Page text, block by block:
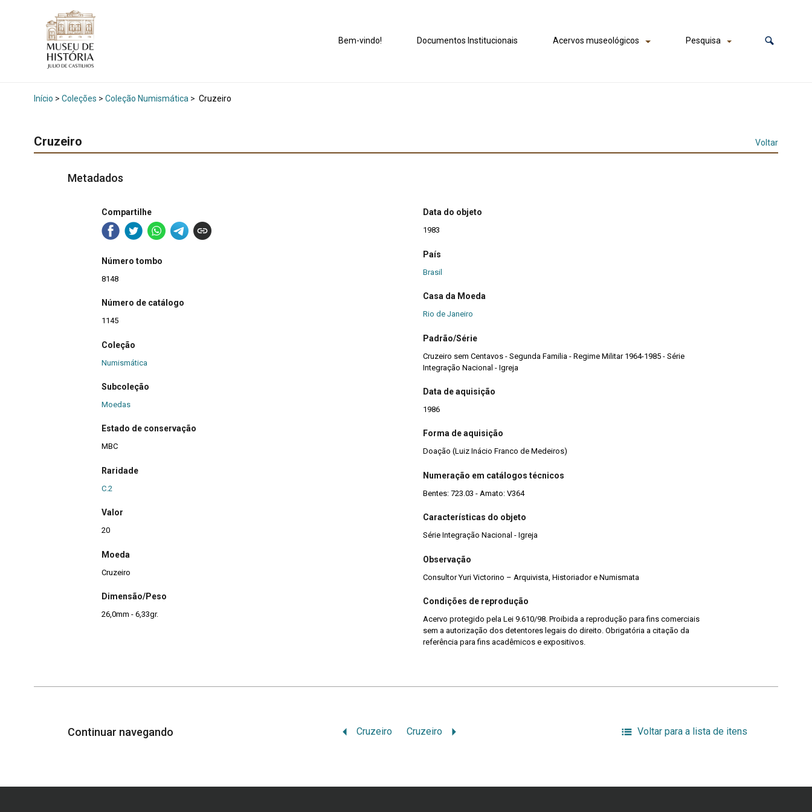
Bem-vindo! Documentos Institucionais Acervos museológicos Pesquisa
Início > Coleções > Coleção Numismática > Cruzeiro
Cruzeiro Voltar
Metadados
Compartilhe
Número tombo
8148
Número de catálogo
1145
Coleção
Numismática
Subcoleção
Moedas
Estado de conservação
MBC
Raridade
C.2
Valor
20
Moeda
Cruzeiro
Dimensão/Peso
26,0mm - 6,33gr.
Data do objeto
1983
País
Brasil
Casa da Moeda
Rio de Janeiro
Padrão/Série
Cruzeiro sem Centavos - Segunda Familia - Regime Militar 1964-1985 - Série
Integração Nacional - Igreja
Data de aquisição
1986
Forma de aquisição
Doação (Luiz Inácio Franco de Medeiros)
Numeração em catálogos técnicos
Bentes: 723.03 - Amato: V364
Características do objeto
Série Integração Nacional - Igreja
Observação
Consultor Yuri Victorino – Arquivista, Historiador e Numismata
Condições de reprodução
Acervo protegido pela Lei 9.610/98. Proibida a reprodução para fins comerciais
sem a autorização dos detentores legais do direito. Obrigatória a citação da
referência para fins acadêmicos e expositivos.
Continuar navegando Cruzeiro Cruzeiro Voltar para a lista de itens